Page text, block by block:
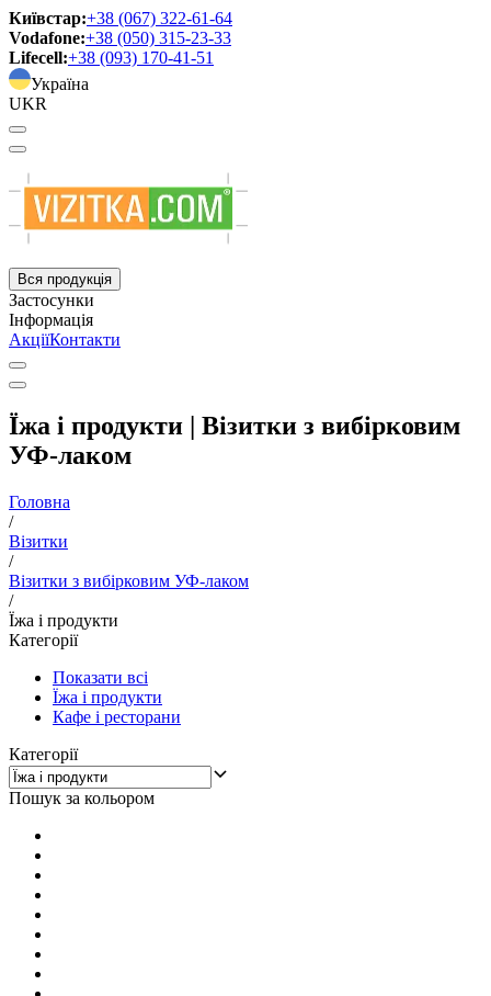
Київстар:+38 (067) 322-61-64
Vodafone:+38 (050) 315-23-33
Lifecell:+38 (093) 170-41-51
Україна
UKR
Вся продукція
Застосунки
Інформація
АкціїКонтакти
Їжа і продукти | Візитки з вибірковим
УФ-лаком
Головна
/
Візитки
/
Візитки з вибірковим УФ-лаком
/
Їжа і продукти
Категорії
Показати всі
Їжа і продукти
Кафе і ресторани
Категорії
Пошук за кольором